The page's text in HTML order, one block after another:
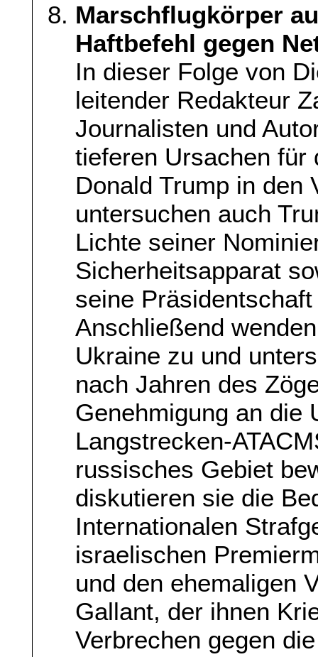
Marschflugkörper
Haftbefehl gegen
In dieser Folge von
leitender Redakteur
Journalisten und
tieferen Ursachen für
Donald Trump in den
untersuchen auch
Lichte seiner
Sicherheitsapparat
seine
Anschließend
Ukraine zu und
nach Jahren des
Genehmigung an die
Langstrecken-
russisches Gebiet
diskutieren sie die
Internationalen
israelischen
und den ehemaligen
Gallant, der ihnen
Verbrechen gegen